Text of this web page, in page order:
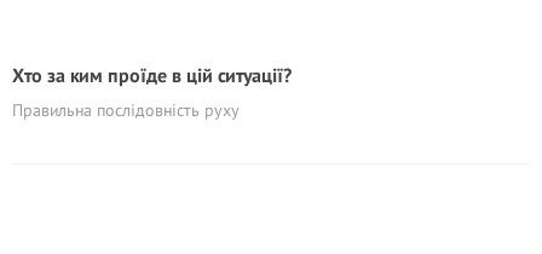
Хто за ким проїде в цій ситуації?
Правильна послідовність руху